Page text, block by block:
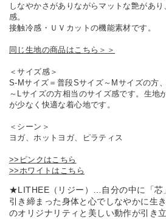
しなやかさがありながらマットな艶があ
感。
接触冷感・ＵＶカットの機能素材です。
同じ生地の商品はこちら＞＞
＜サイズ感＞
S-Mサイズ＝普段Sサイズ～Mサイズの方
～Lサイズの方相当のサイズ感です。生地
が少なく快適な着心地です。
＜シーン＞
ヨガ、ホットヨガ、ピラティス
>>ピンクはこちら
>>ホワイトはこちら
★LITHEE（リジー）…自分の中に「芯
引き締まった身体と心でしなやかに生
のオリジナリティと美しい動作が引き